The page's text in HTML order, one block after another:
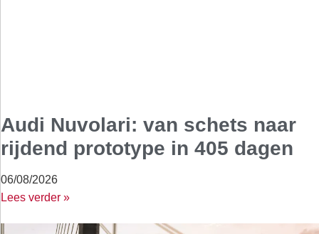
Audi Nuvolari: van schets naar
rijdend prototype in 405 dagen
06/08/2026
Lees verder »